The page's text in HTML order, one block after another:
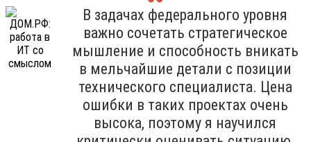
В задачах федерального уровня
важно сочетать стратегическое
мышление и способность вникать
в мельчайшие детали с позиции
технического специалиста. Цена
ошибки в таких проектах очень
высока, поэтому я научился